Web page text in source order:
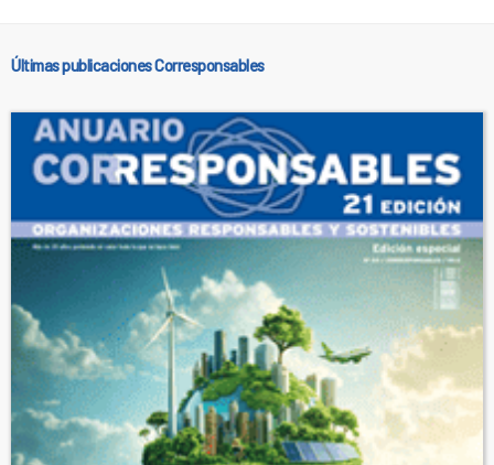
Últimas publicaciones Corresponsables